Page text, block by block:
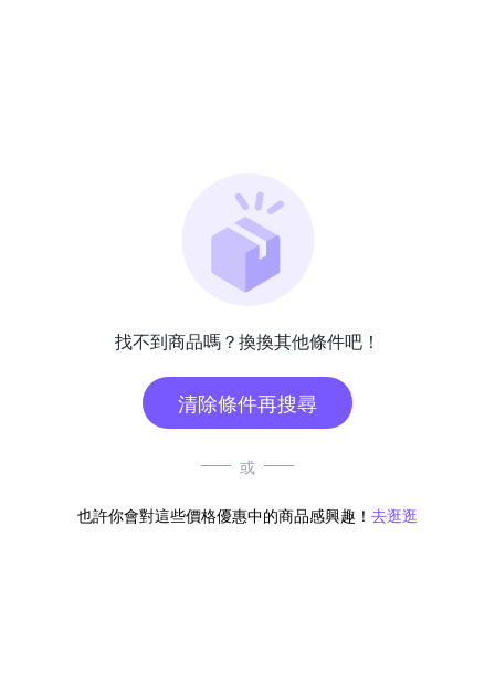
找不到商品嗎？換換其他條件吧！
清除條件再搜尋
或
也許你會對這些價格優惠中的商品感興趣！ 去逛逛